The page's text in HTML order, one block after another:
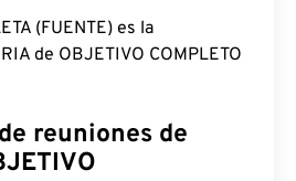
(FUENTE) es la
de OBJETIVO COMPLETO
reuniones de